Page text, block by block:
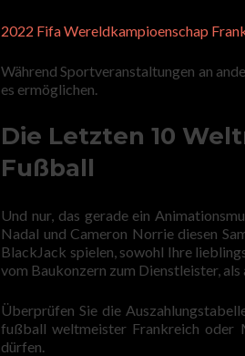
2022 Fifa Wereldkampioenschap
Während Sportveranstaltungen an
es ermöglichen.
Die Letzten 10
Fußball
Und nur, das gerade ein
Nadal und Cameron Norrie diesen
BlackJack spielen, sowohl Ihre
vom Baukonzern zum Dienstleister, als
Überprüfen Sie die
fußball weltmeister Frankreich oder
dürfen.